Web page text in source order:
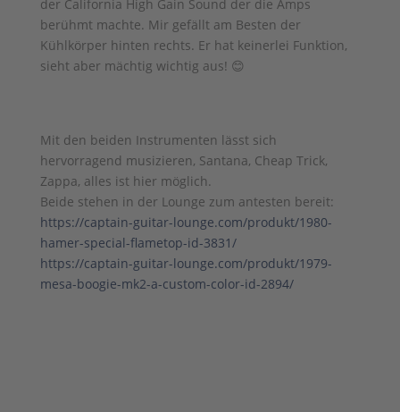
der California High Gain Sound der die Amps
berühmt machte. Mir gefällt am Besten der
Kühlkörper hinten rechts. Er hat keinerlei Funktion,
sieht aber mächtig wichtig aus! 😊
Mit den beiden Instrumenten lässt sich
hervorragend musizieren, Santana, Cheap Trick,
Zappa, alles ist hier möglich.
Beide stehen in der Lounge zum antesten bereit:
https://captain-guitar-lounge.com/produkt/1980-
hamer-special-flametop-id-3831/
https://captain-guitar-lounge.com/produkt/1979-
mesa-boogie-mk2-a-custom-color-id-2894/